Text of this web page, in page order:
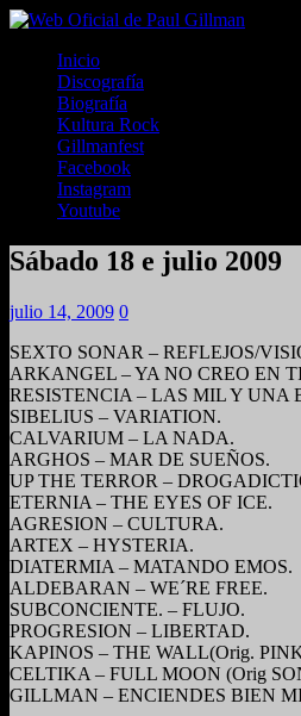
Inicio
Discografía
Biografía
Kultura Rock
Gillmanfest
Facebook
Instagram
Youtube
Sábado 18 e julio 2009
julio 14, 2009 0
SEXTO SONAR – REFLEJOS/
ARKANGEL – YA NO CREO EN
RESISTENCIA – LAS MIL Y UNA
SIBELIUS – VARIATION.
CALVARIUM – LA NADA.
ARGHOS – MAR DE SUEÑOS.
UP THE TERROR –
ETERNIA – THE EYES OF ICE.
AGRESION – CULTURA.
ARTEX – HYSTERIA.
DIATERMIA – MATANDO EMOS.
ALDEBARAN – WE´RE FREE.
SUBCONCIENTE. – FLUJO.
PROGRESION – LIBERTAD.
KAPINOS – THE WALL(Orig.
CELTIKA – FULL MOON (Orig
GILLMAN – ENCIENDES BIEN